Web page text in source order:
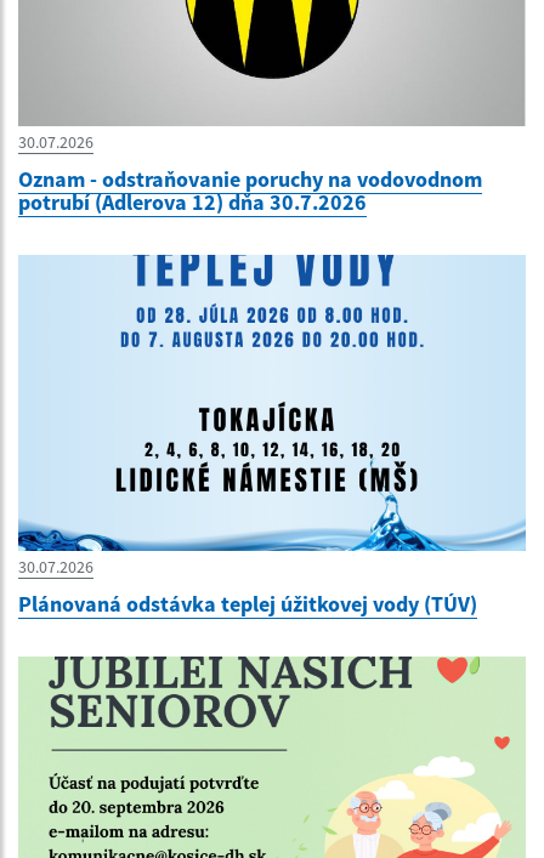
30.07.2026
Oznam - odstraňovanie poruchy na vodovodnom
potrubí (Adlerova 12) dňa 30.7.2026
30.07.2026
Plánovaná odstávka teplej úžitkovej vody (TÚV)